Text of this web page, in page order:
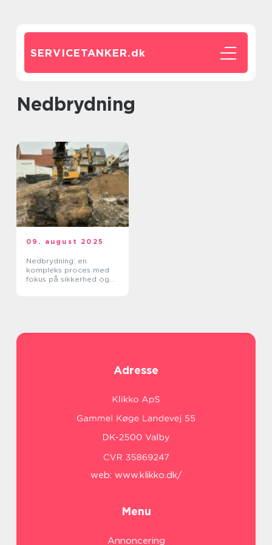
SERVICETANKER.dk
Nedbrydning
09. august 2025
Nedbrydning: en
kompleks proces med
fokus på sikkerhed og
Adresse
web: www.klikko.dk/
Menu
Annoncering